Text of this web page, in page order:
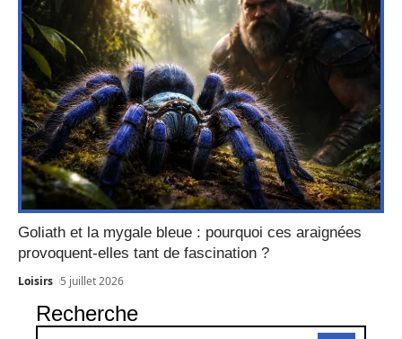
Goliath et la mygale bleue : pourquoi ces araignées
provoquent-elles tant de fascination ?
Loisirs 5 juillet 2026
Recherche